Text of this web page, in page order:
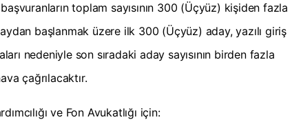
toplam sayısının 300 (Üçyüz) kişiden fazla
başlanmak üzere ilk 300 (Üçyüz) aday, yazılı giriş
nedeniyle son sıradaki aday sayısının birden fazla
çağrılacaktır.
ve Fon Avukatlığı için: